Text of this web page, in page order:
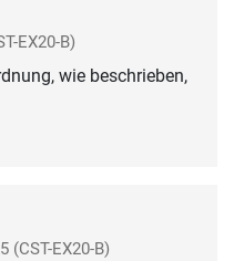
EX20-B)
wie beschrieben,
(CST-EX20-B)